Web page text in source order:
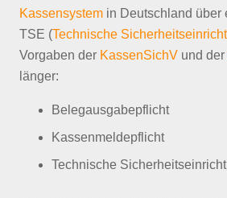
Kassensystem in Deutschland über
TSE (Technische
Vorgaben der KassenSichV und der
länger:
Belegausgabepflicht
Kassenmeldepflicht
Technische